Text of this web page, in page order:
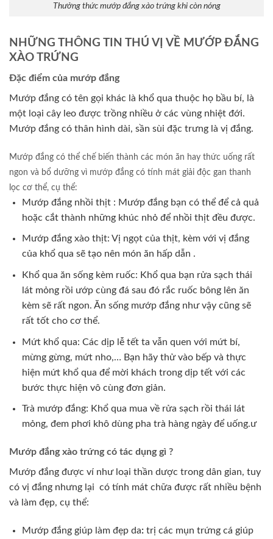
Thưởng thức mướp đắng xào trứng khi còn nóng
NHỮNG THÔNG TIN THÚ VỊ VỀ MƯỚP ĐẮNG
XÀO TRỨNG
Đặc điểm của mướp đắng
Mướp đắng có tên gọi khác là khổ qua thuộc họ bầu bí, là
một loại cây leo được trồng nhiều ở các vùng nhiệt đới.
Mướp đắng có thân hình dài, sần sùi đặc trưng là vị đắng.
Mướp đắng có thể chế biến thành các món ăn hay thức uống rất
ngon và bổ dưỡng vì mướp đắng có tính mát giải độc gan thanh
lọc cơ thể, cụ thể:
Mướp đắng nhồi thịt : Mướp đắng bạn có thể để cả quả
hoặc cắt thành những khúc nhỏ để nhồi thịt đều được.
Mướp đắng xào thịt: Vị ngọt của thịt, kèm với vị đắng
của khổ qua sẽ tạo nên món ăn hấp dẫn .
Khổ qua ăn sống kèm ruốc: Khổ qua bạn rửa sạch thái
lát mỏng rồi ướp cùng đá sau đó rắc ruốc bông lên ăn
kèm sẽ rất ngon. Ăn sống mướp đắng như vậy cũng sẽ
rất tốt cho cơ thể.
Mứt khổ qua: Các dịp lễ tết ta vẫn quen với mứt bí,
mừng gừng, mứt nho,… Bạn hãy thử vào bếp và thực
hiện mứt khổ qua để mời khách trong dịp tết với các
bước thực hiện vô cùng đơn giản.
Trà mướp đắng: Khổ qua mua về rửa sạch rồi thái lát
mỏng, đem phơi khô dùng pha trà hàng ngày để uống.ư
Mướp đắng xào trứng có tác dụng gì ?
Mướp đắng được ví như loại thần dược trong dân gian, tuy
có vị đắng nhưng lại có tính mát chữa được rất nhiều bệnh
và làm đẹp, cụ thể:
Mướp đắng giúp làm đẹp da: trị các mụn trứng cá giúp